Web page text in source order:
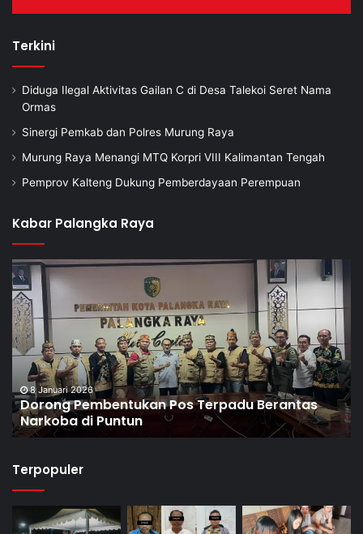
Terkini
Diduga Ilegal Aktivitas Gailan C di Desa Talekoi Seret Nama
Ormas
Sinergi Pemkab dan Polres Murung Raya
Murung Raya Menangi MTQ Korpri VIII Kalimantan Tengah
Pemprov Kalteng Dukung Pemberdayaan Perempuan
Kabar Palangka Raya
8 Januari 2026
Dorong Pembentukan Pos Terpadu Berantas
Narkoba di Puntun
Terpopuler